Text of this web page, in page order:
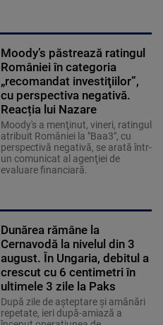
Moody’s păstrează ratingul
României în categoria
„recomandat investiţiilor”,
cu perspectiva negativă.
Reacția lui Nazare
Moody's a menţinut, vineri, ratingul
atribuit României la "Baa3", cu
perspectivă negativă, se arată într-
un comunicat al agenţiei de
evaluare financiară.
Dunărea rămâne la
Cernavodă la nivelul din 3
august. În Ungaria, debitul a
crescut cu 6 centimetri în
ultimele 3 zile la Paks
După zile de așteptare și amânări
repetate, ieri după-amiază a